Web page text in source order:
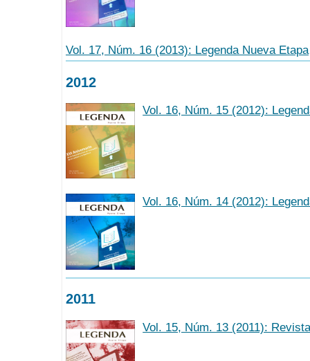
Vol. 17, Núm. 16 (2013): Legenda Nueva Etapa
2012
Vol. 16, Núm. 15 (2012):
Vol. 16, Núm. 14 (2012):
2011
Vol. 15, Núm. 13 (2011):